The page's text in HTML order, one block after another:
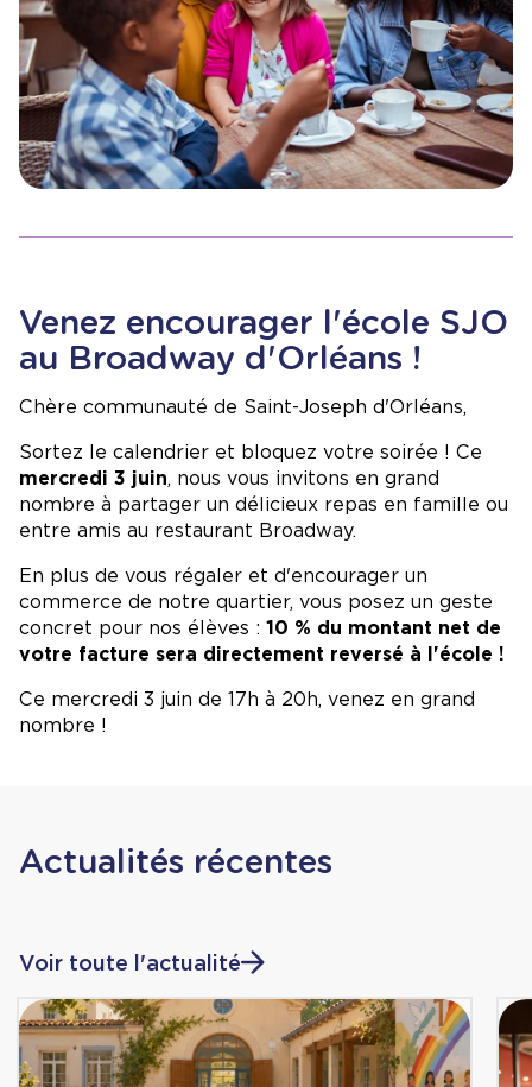
Venez encourager l'école SJO
au Broadway d'Orléans !
Chère communauté de Saint-Joseph d'Orléans,
Sortez le calendrier et bloquez votre soirée ! Ce
mercredi 3 juin, nous vous invitons en grand
nombre à partager un délicieux repas en famille ou
entre amis au restaurant Broadway.
En plus de vous régaler et d'encourager un
commerce de notre quartier, vous posez un geste
concret pour nos élèves : 10 % du montant net de
votre facture sera directement reversé à l'école !
Ce mercredi 3 juin de 17h à 20h, venez en grand
nombre !
Actualités récentes
Voir toute l'actualité